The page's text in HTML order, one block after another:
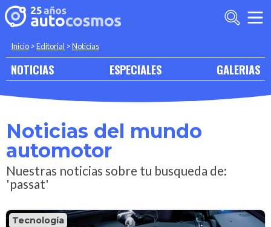
Inicio >Editorial >Noticias
NOTICIAS ESPECIALES GALERIAS
Noticias del mundo
automotor
Nuestras noticias sobre tu busqueda de:
'passat'
Tecnología